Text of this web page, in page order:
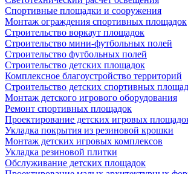
Спортивные площадки и сооружения
Монтаж ограждения спортивных площадок
Строительство воркаут площадок
Строительство мини-футбольных полей
Строительство футбольных полей
Строительство детских площадок
Комплексное благоустройство территорий
Строительство детских спортивных
Монтаж детского игрового оборудования
Ремонт спортивных площадок
Проектирование детских игровых
Укладка покрытия из резиновой крошки
Монтаж детских игровых комплексов
Укладка резиновой плитки
Обслуживание детских площадок